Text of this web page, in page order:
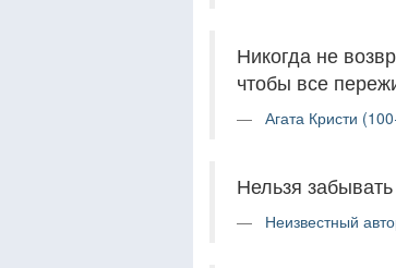
Никогда не
чтобы все
Агата Кристи
Нельзя
Неизвестный